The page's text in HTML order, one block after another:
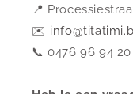
📍
✉️
📞 0476 96 94 20